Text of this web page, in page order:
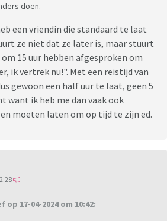
doen.
een vriendin die standaard te laat
ze niet dat ze later is, maar stuurt
15 uur hebben afgesproken om
ik vertrek nu!". Met een reistijd van
gewoon een half uur te laat, geen 5
want ik heb me dan vaak ook
moeten laten om op tijd te zijn ed.
17-04-2024 om 10:42: